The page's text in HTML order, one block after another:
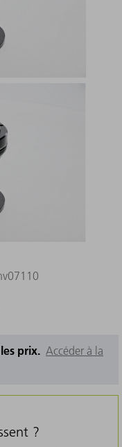
prix. Accéder à la
?